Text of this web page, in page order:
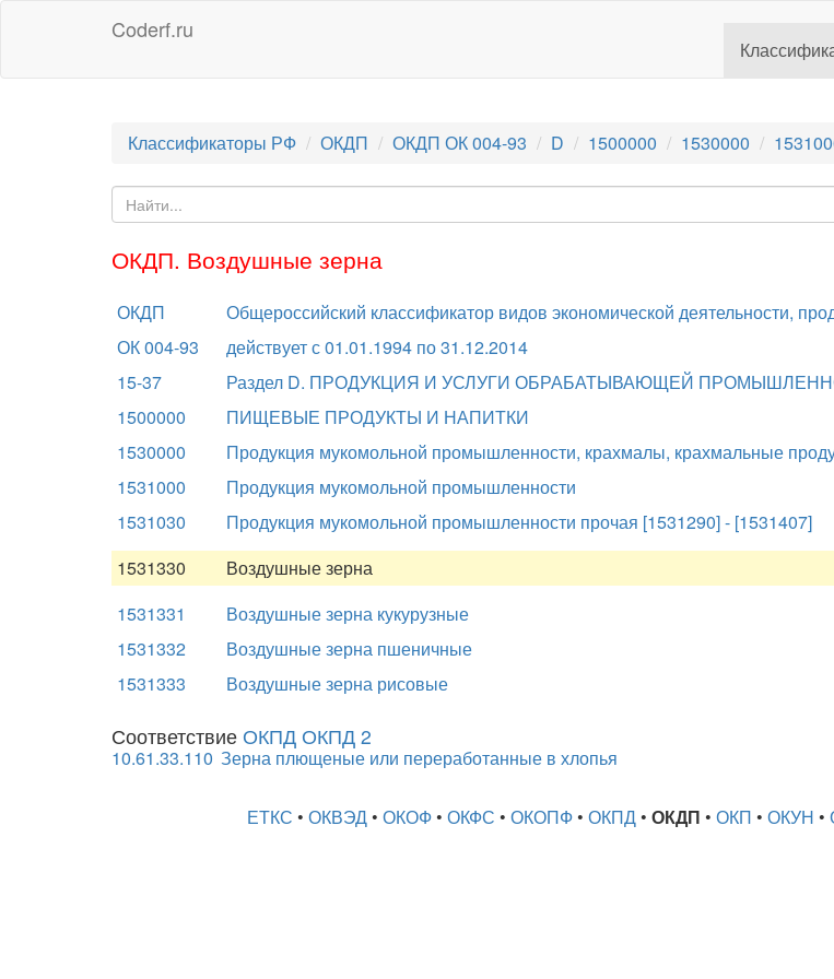
Coderf.ru
Классификаторы РФ ОКДП ОКДП ОК 004-93 D 1500000 1530000
ОКДП. Воздушные зерна
ОКДП
Общероссийский классификатор видов экономической деятельности,
ОК 004-93
действует с 01.01.1994 по 31.12.2014
15-37
Раздел D. ПРОДУКЦИЯ И УСЛУГИ ОБРАБАТЫВАЮЩЕЙ
1500000
ПИЩЕВЫЕ ПРОДУКТЫ И НАПИТКИ
1530000
Продукция мукомольной промышленности, крахмалы, крахмальные
1531000
Продукция мукомольной промышленности
1531030
Продукция мукомольной промышленности прочая [1531290] - [1531407]
1531330
Воздушные зерна
1531331
Воздушные зерна кукурузные
1531332
Воздушные зерна пшеничные
1531333
Воздушные зерна рисовые
Соответствие ОКПД ОКПД 2
10.61.33.110 Зерна плющеные или переработанные в хлопья
ЕТКС • ОКВЭД• ОКОФ• ОКФС • ОКОПФ• ОКПД• ОКДП • ОКП • ОКУН •